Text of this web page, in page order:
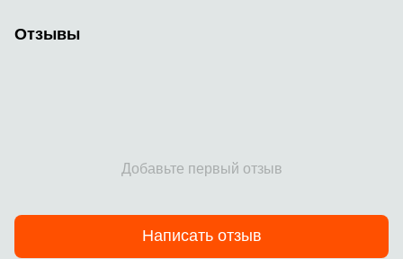
Отзывы
Добавьте первый отзыв
Написать отзыв